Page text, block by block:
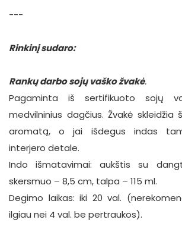
---
Rinkinį sudaro:
Rankų darbo sojų vaško žvakė.
Pagaminta iš sertifikuoto sojų
medvilninius dagčius. Žvakė skleidžia
aromatą, o jai išdegus indas
interjero detale.
Indo išmatavimai: aukštis su
skersmuo – 8,5 cm, talpa – 115 ml.
Degimo laikas: iki 20 val.
ilgiau nei 4 val. be pertraukos).